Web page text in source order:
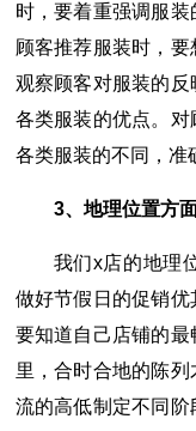
时，要着重强调服
顾客推荐服装时，
观察顾客对服装的
各类服装的优点。
各类服装的不同，准
3、地理位置方
我们x店的地理
做好节假日的促销
要知道自己店铺的
里，合时合地的陈
流的高低制定不同